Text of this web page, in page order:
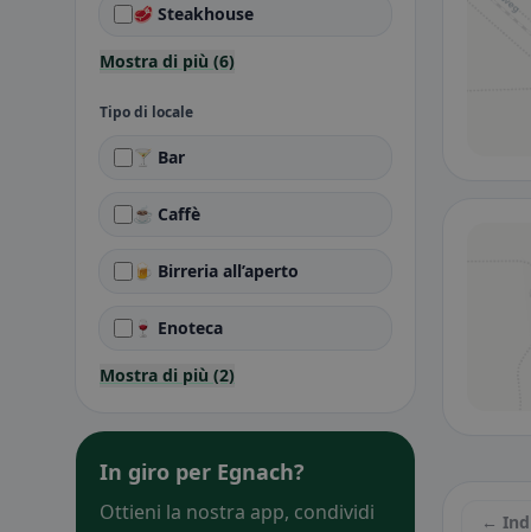
🥩 Steakhouse
Mostra di più (6)
Tipo di locale
🍸 Bar
☕ Caffè
🍺 Birreria all’aperto
🍷 Enoteca
Mostra di più (2)
In giro per Egnach?
Ottieni la nostra app, condividi
←